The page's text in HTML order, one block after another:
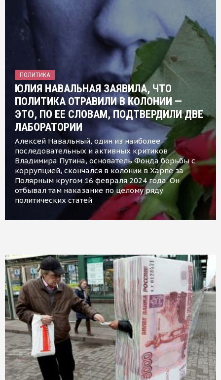
ПОЛИТИКА
ЮЛИЯ НАВАЛЬНАЯ ЗАЯВИЛА, ЧТО
ПОЛИТИКА ОТРАВИЛИ В КОЛОНИИ —
ЭТО, ПО ЕЕ СЛОВАМ, ПОДТВЕРДИЛИ ДВЕ
ЛАБОРАТОРИИ
Алексей Навальный, один из наиболее
последовательных и активных критиков
Владимира Путина, основатель Фонда борьбы с
коррупцией, скончался в колонии в Харпе за
Полярным кругом 16 февраля 2024 года. Он
отбывал там наказание по целому ряду
политических статей